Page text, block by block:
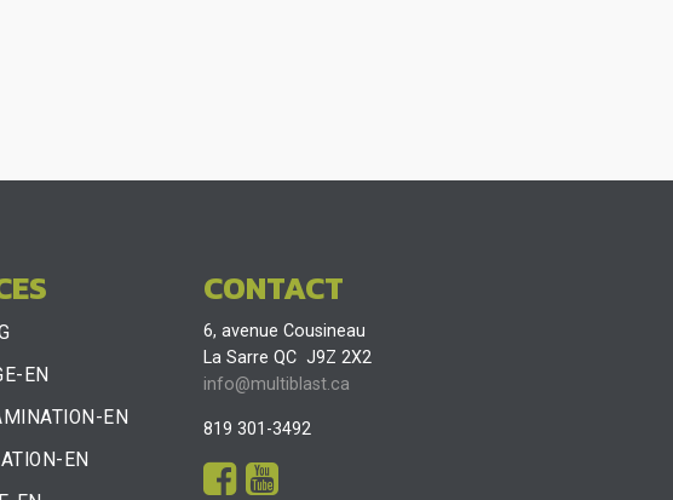
EN
EN
EN
CONTACT
6, avenue Cousineau
La Sarre QC J9Z 2X2
info@multiblast.ca
819 301-3492